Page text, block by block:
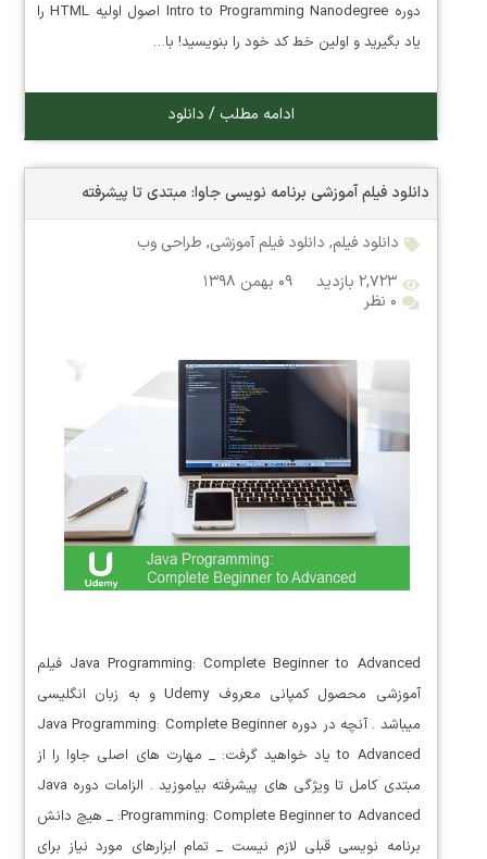
دوره Intro to Programming Nanodegree اصول اولیه HTML را
یاد بگیرید و اولین خط کد خود را بنویسید! با…
ادامه مطلب / دانلود
دانلود فیلم آموزشی برنامه نویسی جاوا: مبتدی تا پیشرفته
دانلود فیلم, دانلود فیلم آموزشی, طراحی وب
۲,۷۲۳ بازدید
۰۹ بهمن ۱۳۹۸
۰ نظر
Java Programming: Complete Beginner to Advanced فیلم
آموزشی محصول کمپانی معروف Udemy و به زبان انگلیسی
میباشد . آنچه در دوره Java Programming: Complete Beginner
to Advanced یاد خواهید گرفت: _ مهارت های اصلی جاوا را از
مبتدی کامل تا ویژگی های پیشرفته بیاموزید . الزامات دوره Java
Programming: Complete Beginner to Advanced: _ هیچ دانش
برنامه نویسی قبلی لازم نیست _ تمام ابزارهای مورد نیاز برای